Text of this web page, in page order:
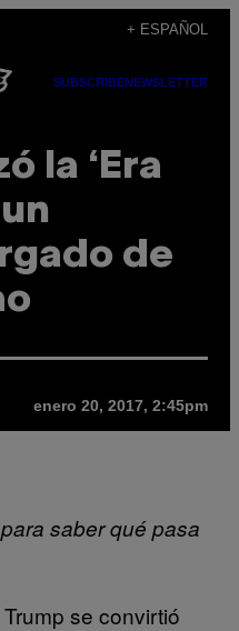
+ ESPAÑOL
SUBSCRIBENEWSLETTER
la ‘Era
de
enero 20, 2017, 2:45pm
saber qué pasa
se convirtió